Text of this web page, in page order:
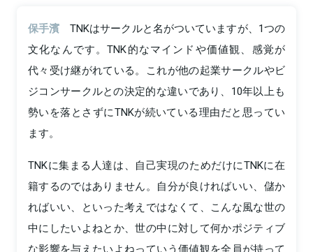
保手濱
TNKはサークルと名がついていますが、1つの
文化なんです。TNK的なマインドや価値観、感覚が
代々受け継がれている。これが他の起業サークルやビ
ジコンサークルとの決定的な違いであり、10年以上も
勢いを落とさずにTNKが続いている理由だと思ってい
ます。
TNKに集まる人達は、自己実現のためだけにTNKに在
籍するのではありません。自分が良ければいい、儲か
ればいい、といった考えではなくて、こんな風な世の
中にしたいよねとか、世の中に対して何かポジティブ
な影響を与えたいよねっていう価値観を全員が持って